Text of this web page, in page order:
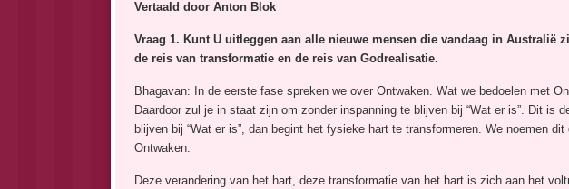
Vertaald door Anton Blok
Vraag 1. Kunt U uitleggen aan alle nieuwe mensen die vandaag in Australië
de reis van transformatie en de reis van Godrealisatie.
Bhagavan: In de eerste fase spreken we over Ontwaken. Wat we bedoelen met
Daardoor zul je in staat zijn om zonder inspanning te blijven bij “Wat er is”. Dit
blijven bij “Wat er is”, dan begint het fysieke hart te transformeren. We noemen
Ontwaken.
Deze verandering van het hart, deze transformatie van het hart is zich aan het